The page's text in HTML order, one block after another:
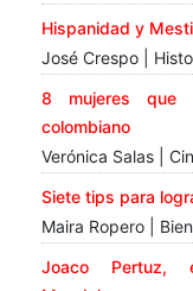
Hispanidad y
José Crespo |
8 mujeres que
colombiano
Verónica Salas |
Siete tips para
Maira Ropero |
Joaco Pertuz,